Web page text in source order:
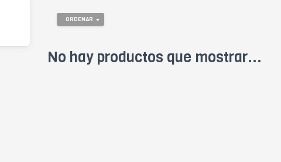
ORDENAR
No hay productos que mostrar...